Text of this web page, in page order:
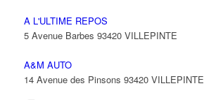
A L'ULTIME REPOS
5 Avenue Barbes 93420 VILLEPINTE
A&M AUTO
14 Avenue des Pinsons 93420 VILLEPINTE